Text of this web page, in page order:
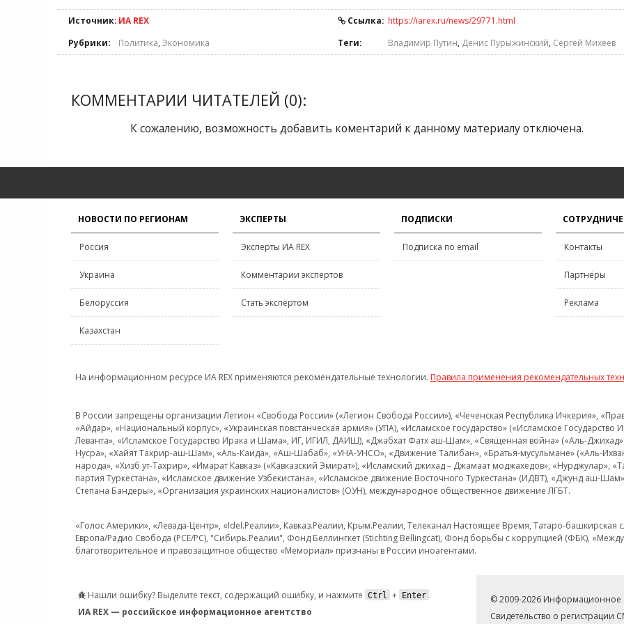
Источник: ИА REX Ссылка: https://iarex.ru/news/29771.html
Рубрики:
Политика, Экономика Теги: Владимир Путин, Денис Пурыжинский, Сергей Михеев
КОММЕНТАРИИ ЧИТАТЕЛЕЙ (0):
К сожалению, возможность добавить коментарий к данному материалу отключена.
НОВОСТИ ПО РЕГИОНАМ
Россия
Украина
Белоруссия
Казахстан
ЭКСПЕРТЫ
Эксперты ИА REX
Комментарии экспертов
Стать экспертом
ПОДПИСКИ
Подписка по email Контакты
Партнёры
Реклама
На информационном ресурсе ИА REX применяются рекомендательные технологии. Правила применения рекомендательных
В России запрещены организации Легион «Свобода России» («Легион Свобода России»), «Чеченская Республика Ичкерия»,
«Айдар», «Национальный корпус», «Украинская повстанческая армия» (УПА), «Исламское государство» («Исламское
Леванта», «Исламское Государство Ирака и Шама», ИГ, ИГИЛ, ДАИШ), «Джабхат Фатх аш-Шам», «Священная война» («Аль-Джихад»
Нусра», «Хайят Тахрир-аш-Шам», «Аль-Каида», «Аш-Шабаб», «УНА-УНСО», «Движение Талибан», «Братья-мусульмане» («Аль-
народа», «Хизб ут-Тахрир», «Имарат Кавказ» («Кавказский Эмират»), «Исламский джихад – Джамаат моджахедов», «Нурджулар»,
партия Туркестана», «Исламское движение Узбекистана», «Исламское движение Восточного Туркестана» (ИДВТ), «Джунд аш-
Степана Бандеры», «Организация украинских националистов» (ОУН), международное общественное движение ЛГБТ.
«Голос Америки», «Левада-Центр», «Idel.Реалии», Кавказ.Реалии, Крым.Реалии, Телеканал Настоящее Время, Татаро-
Европа/Радио Свобода (PCE/PC), "Сибирь.Реалии", Фонд Беллингкет (Stichting Bellingcat), Фонд борьбы с коррупцией (ФБК),
благотворительное и правозащитное общество «Мемориал» признаны в России иноагентами.
Нашли ошибку? Выделите текст, содержащий ошибку, и нажмите Ctrl + Enter .
ИА REX — российское информационное агентство
© 2009-2026 Информационное
Свидетельство о